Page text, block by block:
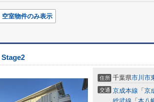
空室物件のみ表示
Stage2
住所 千葉県市川市
交通 京成本線 「 京